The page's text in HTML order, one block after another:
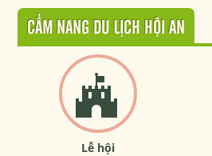
CẨM NANG DU LỊCH HỘI AN
Lễ hội